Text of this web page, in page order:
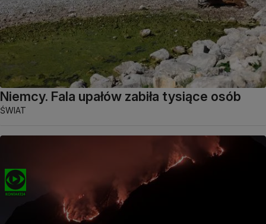
Niemcy. Fala upałów zabiła tysiące osób
ŚWIAT